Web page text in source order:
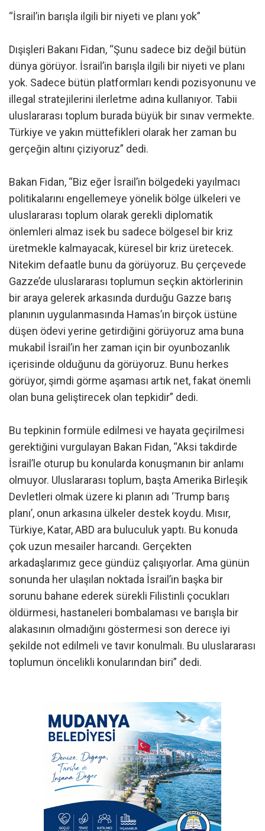
“İsrail’in barışla ilgili bir niyeti ve planı yok”
Dışişleri Bakanı Fidan, “Şunu sadece biz değil bütün
dünya görüyor. İsrail’in barışla ilgili bir niyeti ve planı
yok. Sadece bütün platformları kendi pozisyonunu ve
illegal stratejilerini ilerletme adına kullanıyor. Tabii
uluslararası toplum burada büyük bir sınav vermekte.
Türkiye ve yakın müttefikleri olarak her zaman bu
gerçeğin altını çiziyoruz” dedi.
Bakan Fidan, “Biz eğer İsrail’in bölgedeki yayılmacı
politikalarını engellemeye yönelik bölge ülkeleri ve
uluslararası toplum olarak gerekli diplomatik
önlemleri almaz isek bu sadece bölgesel bir kriz
üretmekle kalmayacak, küresel bir kriz üretecek.
Nitekim defaatle bunu da görüyoruz. Bu çerçevede
Gazze’de uluslararası toplumun seçkin aktörlerinin
bir araya gelerek arkasında durduğu Gazze barış
planının uygulanmasında Hamas’ın birçok üstüne
düşen ödevi yerine getirdiğini görüyoruz ama buna
mukabil İsrail’in her zaman için bir oyunbozanlık
içerisinde olduğunu da görüyoruz. Bunu herkes
görüyor, şimdi görme aşaması artık net, fakat önemli
olan buna geliştirecek olan tepkidir” dedi.
Bu tepkinin formüle edilmesi ve hayata geçirilmesi
gerektiğini vurgulayan Bakan Fidan, “Aksi takdirde
İsrail’le oturup bu konularda konuşmanın bir anlamı
olmuyor. Uluslararası toplum, başta Amerika Birleşik
Devletleri olmak üzere ki planın adı ‘Trump barış
planı’, onun arkasına ülkeler destek koydu. Mısır,
Türkiye, Katar, ABD ara buluculuk yaptı. Bu konuda
çok uzun mesailer harcandı. Gerçekten
arkadaşlarımız gece gündüz çalışıyorlar. Ama günün
sonunda her ulaşılan noktada İsrail’in başka bir
sorunu bahane ederek sürekli Filistinli çocukları
öldürmesi, hastaneleri bombalaması ve barışla bir
alakasının olmadığını göstermesi son derece iyi
şekilde not edilmeli ve tavır konulmalı. Bu uluslararası
toplumun öncelikli konularından biri” dedi.